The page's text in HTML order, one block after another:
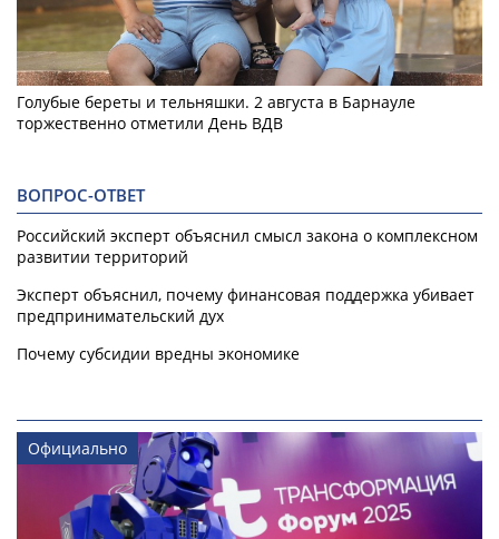
Голубые береты и тельняшки. 2 августа в Барнауле
торжественно отметили День ВДВ
ВОПРОС-ОТВЕТ
Российский эксперт объяснил смысл закона о комплексном
развитии территорий
Эксперт объяснил, почему финансовая поддержка убивает
предпринимательский дух
Почему субсидии вредны экономике
Официально